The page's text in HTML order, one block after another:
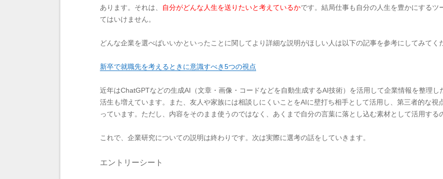
あります。それは、
自分がどんな人生を送りたいと考えているかです。結局仕事も自分の人生を豊かにする
てはいけません。
どんな企業を選べばいいかといったことに関してより詳細な説明がほしい人は以下の記事を参考にしてみてく
新卒で就職先を考えるときに意識すべき5つの視点
近年はChatGPTなどの生成AI（文章・画像・コードなどを自動生成するAI技術）を活用して企業情報を整理
活生も増えています。また、友人や家族には相談しにくいことをAIに壁打ち相手として活用し、第三者的な視
っています。ただし、内容をそのまま使うのではなく、あくまで自分の言葉に落とし込む素材として活用する
これで、企業研究についての説明は終わりです。次は実際に選考の話をしていきます。
エントリーシート